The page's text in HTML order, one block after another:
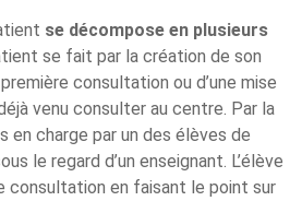
se décompose en plusieurs
se fait par la création de son
première consultation ou d’une mise
venu consulter au centre. Par la
en charge par un des élèves de
le regard d’un enseignant. L’élève
consultation en faisant le point sur